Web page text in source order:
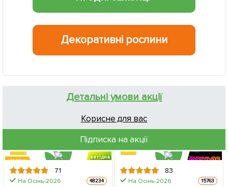
Декоративні рослини
Детальні умови акції
Корисне для вас
Підписка на акції
вигідна
знижка
ХІТ РОКУ
71
На Осінь-2026 48234
83
На Осінь-2026 15763